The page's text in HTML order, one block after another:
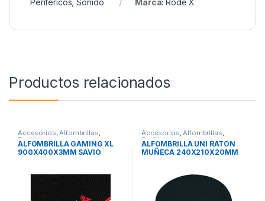
Periféricos ,Sonido Marca:Rode X
Productos relacionados
Accesorios,Alfombrillas,
Periféricos
ALFOMBRILLA GAMING XL
900X400X3MM SAVIO
Accesorios,Alfombrillas,
Periféricos
ALFOMBRILLA UNI RATON
MUÑECA 240X210X20MM